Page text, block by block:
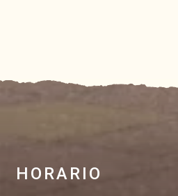
HORARIO